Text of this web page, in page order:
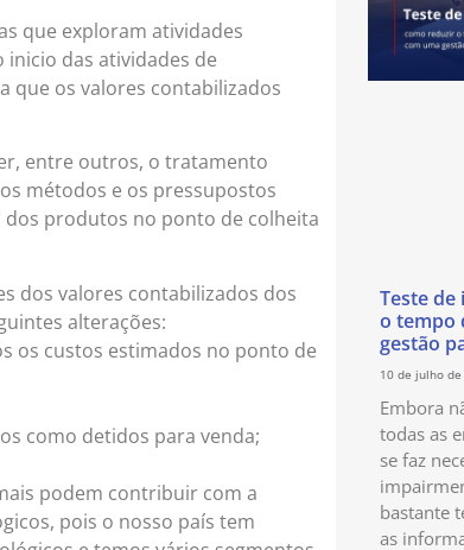
que exploram atividades
das atividades de
que os valores contabilizados
entre outros, o tratamento
métodos e os pressupostos
produtos no ponto de colheita
dos valores contabilizados dos
alterações:
os custos estimados no ponto de
como detidos para venda;
podem contribuir com a
pois o nosso país tem
Teste
o tempo
gestão
10 de julho
Embora
todas as
se faz
bastante
as